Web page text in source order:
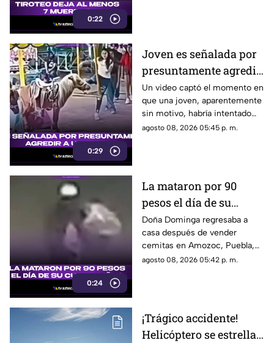
0:22
0:29
Joven es señalada por
presuntamente agredir
a un pony en feria de
Pueblo Mágico
Un video captó el momento en
que una joven, aparentemente
sin motivo, habría intentado
agredir a un pequeño pony.
agosto 08, 2026 05:45 p. m.
0:24
La mataron por 90
pesos el día de su
cumpleaños; Este es el
caso de Doña Dominga
Doña Dominga regresaba a
casa después de vender
cemitas en Amozoc, Puebla,
cuando presuntamente un
agosto 08, 2026 05:42 p. m.
¡Trágico accidente!
Helicóptero se estrella